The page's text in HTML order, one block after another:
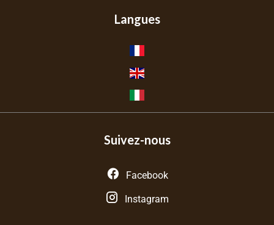
Langues
Suivez-nous
Facebook
Instagram